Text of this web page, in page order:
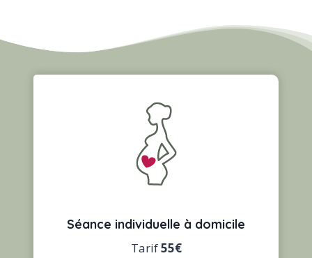
Séance individuelle à domicile
Tarif55€